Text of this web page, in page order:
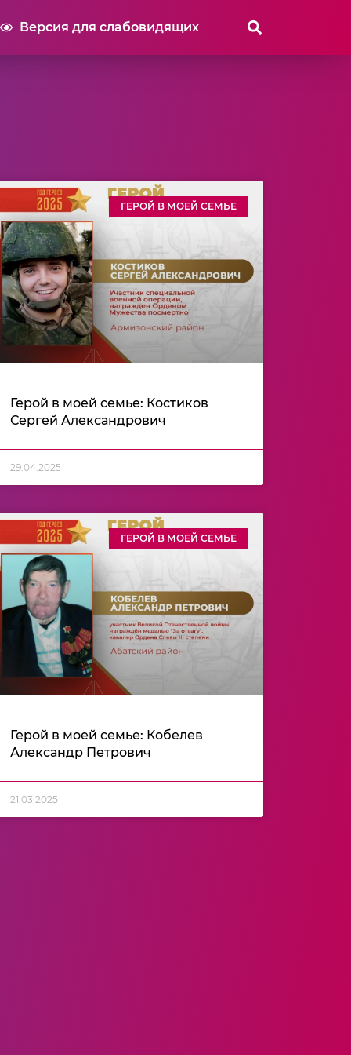
Версия для слабовидящих
ГЕРОЙ В МОЕЙ СЕМЬЕ
Герой в моей семье: Костиков
Сергей Александрович
29.04.2025
ГЕРОЙ В МОЕЙ СЕМЬЕ
Герой в моей семье: Кобелев
Александр Петрович
21.03.2025